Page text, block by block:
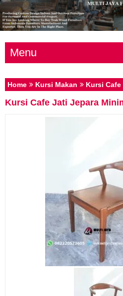
Menu
Home Kursi Makan Kursi
Kursi Cafe Jati Jepara